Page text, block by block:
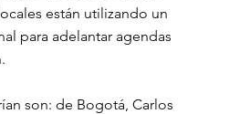
están utilizando un
para adelantar agendas
son: de Bogotá, Carlos